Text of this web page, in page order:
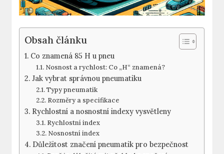
Obsah článku
Co znamená 85 H u pneu
Nosnost a rychlost: Co „H“ znamená?
Jak vybrat správnou pneumatiku
Typy pneumatik
Rozměry a specifikace
Rychlostní a nosnostní indexy vysvětleny
Rychlostní index
Nosnostní index
Důležitost značení pneumatik pro bezpečnost